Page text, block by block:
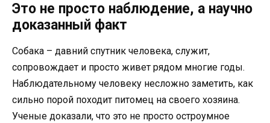
Это не просто наблюдение, а научно
доказанный факт
Собака – давний спутник человека, служит,
сопровождает и просто живет рядом многие годы.
Наблюдательному человеку несложно заметить, как
сильно порой походит питомец на своего хозяина.
Ученые доказали, что это не просто остроумное